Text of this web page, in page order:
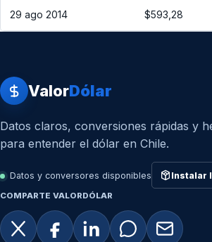
29 ago 2014 $593,28
ValorDólar
Datos claros, conversiones rápidas y
para entender el dólar en Chile.
Datos y conversores disponibles Instalar
COMPARTE VALORDÓLAR